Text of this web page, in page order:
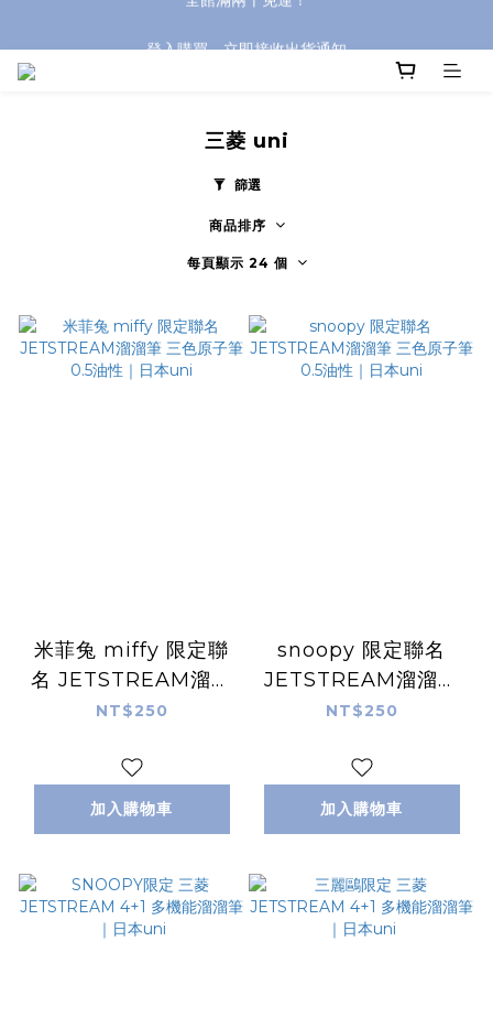
三菱 uni
篩選
商品排序
每頁顯示 24 個
米菲兔 miffy 限定聯
名 JETSTREAM溜溜
筆 三色原子筆 0.5油
NT$250
加入購物車
snoopy 限定聯名
JETSTREAM溜溜筆
三色原子筆 0.5油性｜
NT$250
加入購物車